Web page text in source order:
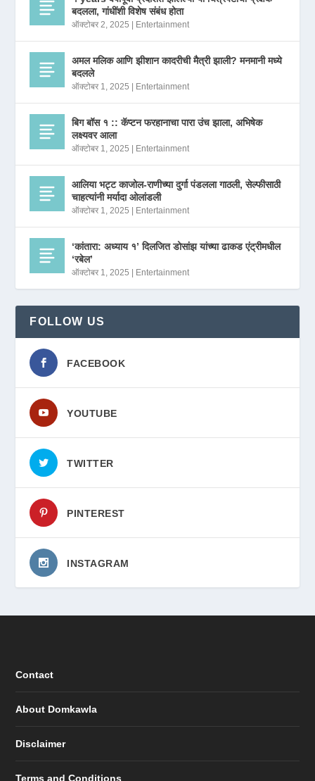
बदलला, गांधींशी विशेष संबंध होता
ऑक्टोबर 2, 2025 | Entertainment
अमल मलिक आणि झीशान कादरीची मैत्री झाली? मनमानी मध्ये
बदलले
ऑक्टोबर 1, 2025 | Entertainment
बिग बॉस १ :: कॅप्टन फरहानाचा पारा उंच झाला, अभिषेक
लक्ष्यवर आला
ऑक्टोबर 1, 2025 | Entertainment
आलिया भट्ट काजोल-राणीच्या दुर्गा पंडलला गाठली, सेल्फीसाठी
चाहत्यांनी मर्यादा ओलांडली
ऑक्टोबर 1, 2025 | Entertainment
‘कांतारा: अध्याय १’ दिलजित डोसांझ यांच्या ढाकड एंट्रीमधील
‘रबेल’
ऑक्टोबर 1, 2025 | Entertainment
FOLLOW US
FACEBOOK
YOUTUBE
TWITTER
PINTEREST
INSTAGRAM
Contact
About Domkawla
Disclaimer
Terms and Conditions